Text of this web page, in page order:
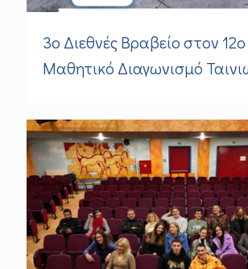
3ο Διεθνές Bραβείο στον 12ο
Μαθητικό Διαγωνισμό